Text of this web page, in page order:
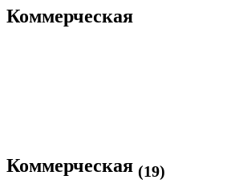
Коммерческая
Коммерческая (19)